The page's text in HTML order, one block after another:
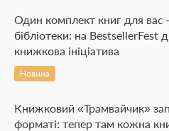
Один комплект книг для
бібліотеки: на BestsellerFest
книжкова ініціатива
Новина
Книжковий «Трамвайчик»
форматі: тепер там кожна